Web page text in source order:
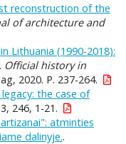
reconstruction of the
of architecture and
Lithuania (1990-2018):
. Official history in
2020. P. 237-264.
the case of
246, 1-21.
atminties
dalinyje..